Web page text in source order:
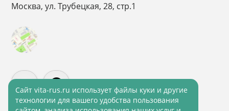
Москва, ул. Трубецкая, 28, стр.1
Cайт vita-rus.ru использует файлы куки и другие
технологии для вашего удобства пользования